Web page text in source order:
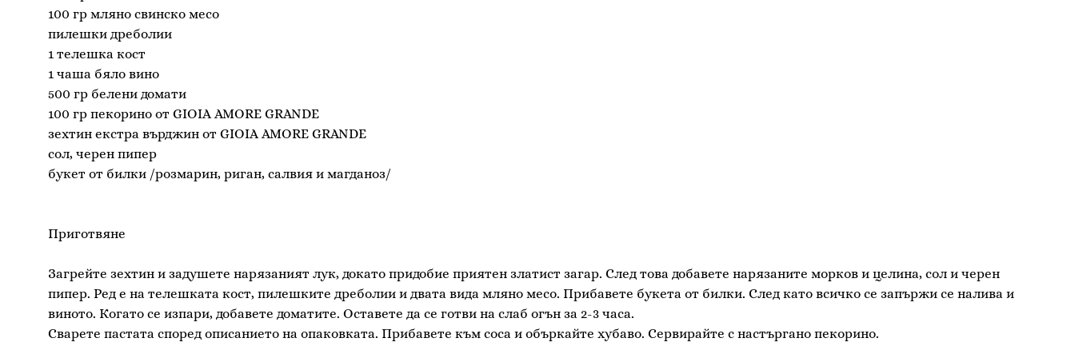
100 гр мляно свинско месо
пилешки дреболии
1 телешка кост
1 чаша бяло вино
500 гр белени домати
100 гр пекорино от GIOIA AMORE GRANDE
зехтин екстра върджин от GIOIA AMORE GRANDE
сол, черен пипер
букет от билки /розмарин, риган, салвия и магданоз/
Приготвяне
Загрейте зехтин и задушете нарязаният лук, докато придобие приятен златист загар. След това добавете нарязаните морков и целина, сол и черен
пипер. Ред е на телешката кост, пилешките дреболии и двата вида мляно месо. Прибавете букета от билки. След като всичко се запържи се налива и
виното. Когато се изпари, добавете доматите. Оставете да се готви на слаб огън за 2-3 часа.
Сварете пастата според описанието на опаковката. Прибавете към соса и объркайте хубаво. Сервирайте с настъргано пекорино.